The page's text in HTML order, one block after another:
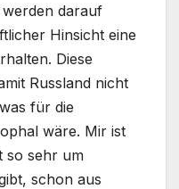
darauf
Hinsicht eine
Diese
Russland nicht
für die
wäre. Mir ist
so sehr um
schon aus